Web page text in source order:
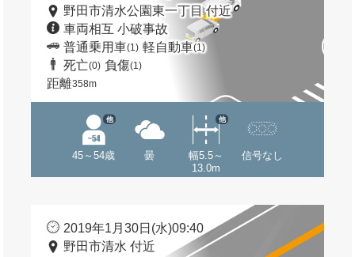
野田市清水公園東一丁目 付近
車両相互 小破事故
普通乗用車(1) 軽自動車(1)
死亡(0) 負傷(1)
距離358m
45～54歳
他
曇
幅5.5～
13.0m
他
信号なし
2019年1月30日(水)09:40
野田市清水 付近